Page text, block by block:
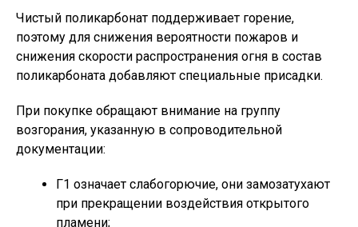
Чистый поликарбонат поддерживает горение,
поэтому для снижения вероятности пожаров и
снижения скорости распространения огня в состав
поликарбоната добавляют специальные присадки.
При покупке обращают внимание на группу
возгорания, указанную в сопроводительной
документации:
Г1 означает слабогорючие, они замозатухают
при прекращении воздействия открытого
пламени;